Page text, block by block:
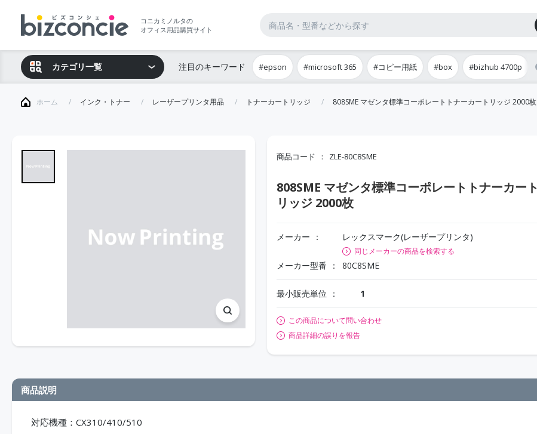
コニカミノルタの
オフィス用品購買サイト
カテゴリ一覧 注目のキーワード #epson #microsoft 365 #コピー用紙 #box #bizhub 4700p
ホーム インク・トナー レーザープリンタ用品 トナーカートリッジ 808SME マゼンタ標準コーポレートトナーカートリッジ 2000枚
商品コード ZLE-80C8SME
808SME マゼンタ標準コーポレートトナーカート
リッジ 2000枚
メーカー レックスマーク(レーザープリンタ)
同じメーカーの商品を検索する
メーカー型番 80C8SME
最小販売単位 1
この商品について問い合わせ
商品詳細の誤りを報告
商品説明
対応機種：CX310/410/510